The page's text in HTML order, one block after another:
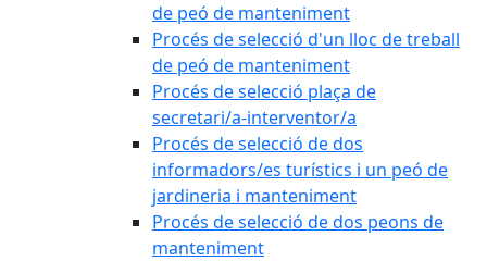
de peó de manteniment
Procés de selecció d'un lloc de treball
de peó de manteniment
Procés de selecció plaça de
secretari/a-interventor/a
Procés de selecció de dos
informadors/es turístics i un peó de
jardineria i manteniment
Procés de selecció de dos peons de
manteniment